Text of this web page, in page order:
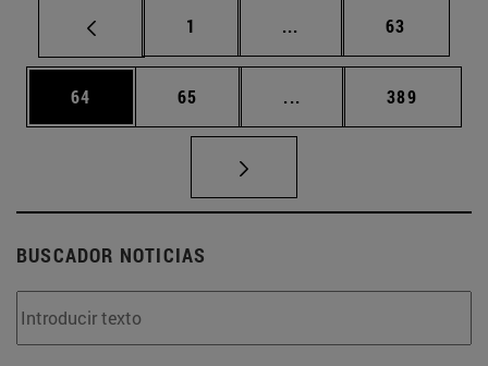
Página
1 ... Páginas intermedias
Página
63
Página
64 Página
65 ... Páginas intermedias
Página
389
BUSCADOR NOTICIAS